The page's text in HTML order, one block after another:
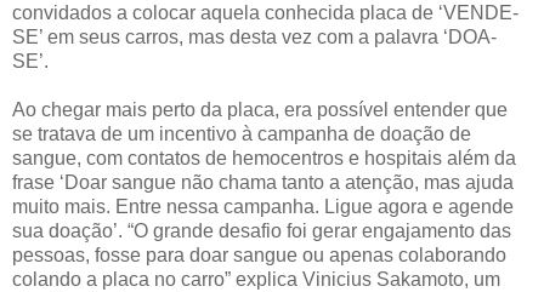
convidados a colocar aquela conhecida placa de ‘VENDE-
SE’ em seus carros, mas desta vez com a palavra ‘DOA-
SE’.
Ao chegar mais perto da placa, era possível entender que
se tratava de um incentivo à campanha de doação de
sangue, com contatos de hemocentros e hospitais além da
frase ‘Doar sangue não chama tanto a atenção, mas ajuda
muito mais. Entre nessa campanha. Ligue agora e agende
sua doação’. “O grande desafio foi gerar engajamento das
pessoas, fosse para doar sangue ou apenas colaborando
colando a placa no carro” explica Vinicius Sakamoto, um